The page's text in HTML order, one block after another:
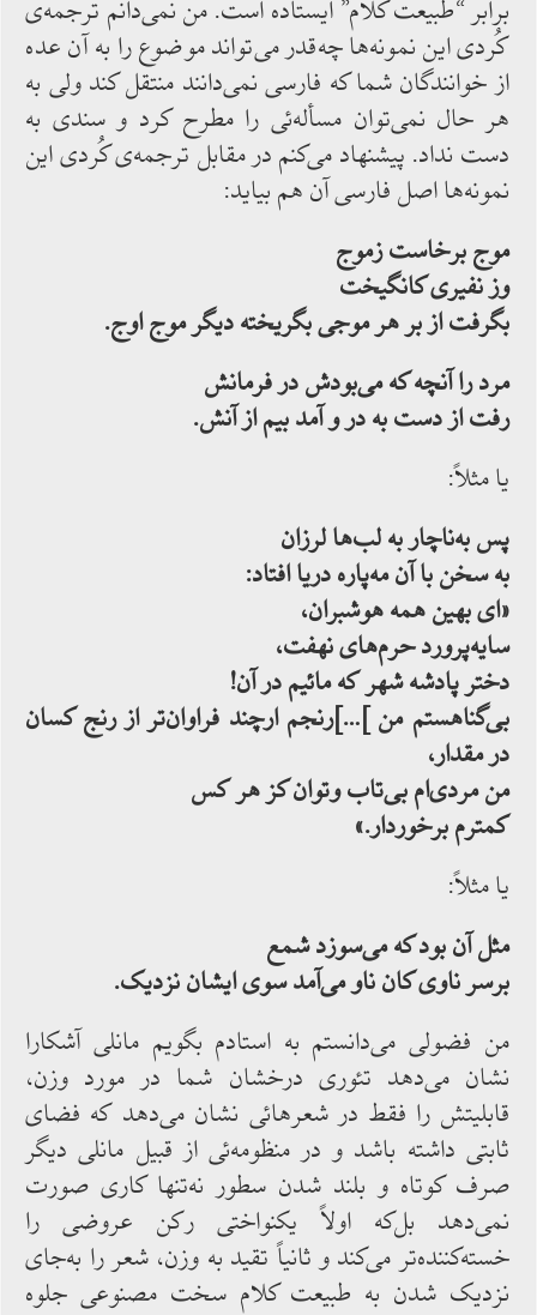
برابر “طبیعت کلام” ایستاده‌ است. من نمی‌دانم ترجمه‌ی
کُردی این نمونه‌ها چه‌قدر می‌تواند موضوع را به ‌آن عده
از خوانندگان شما که فارسی نمی‌دانند منتقل ‌کند ولی به
هر حال نمی‌توان مسأله‌ئی را مطرح کرد و سندی به‌
دست نداد. پیشنهاد می‌کنم در مقابل ترجمه‌ی کُردی این
نمونه‌ها اصل فارسی آن‌ هم بیاید:
موج برخاست زموج
وز نفیری کانگیخت
بگرفت از بر هر موجی بگریخته دیگر موج اوج.
مرد را آنچه که می‌بودش در فرمانش
رفت از دست به ‌در و آمد بیم از آنش.
یا مثلاً:
پس به‌ناچار به لب‌ها لرزان
به سخن با آن مه‌پاره دریا افتاد:
«ای بهین همه هوشبران،
سایه‌پرورد حرم‌های نهفت،
دختر پادشه شهر که مائیم در آن!
بی‌گناهستم من ]…]رنجم ارچند فراوان‌تر از رنج کسان
در مقدار،
من مردی‌ام بی‌تاب وتوان کز هر کس
کمترم برخوردار.»
یا مثلاً:
مثل آن بود که می‌سوزد شمع
برسر ناوی کان ناو می‌آمد سوی ایشان نزدیک.
من فضولی می‌دانستم به ‌استادم بگویم مانلی آشکارا
نشان می‌دهد تئوری درخشان شما در مورد وزن،
قابلیتش را فقط در شعرهائی نشان می‌دهد که فضای
ثابتی داشته باشد و در منظومه‌ئی از قبیل مانلی دیگر
صرف کوتاه و بلند شدن سطور نه‌تنها کاری صورت
نمی‌دهد بل‌که ‌اولاً یکنواختی رکن عروضی را
خسته‌کننده‌تر می‌کند و ثانیاً تقید به‌ وزن، شعر را به‌جای
نزدیک شدن به طبیعت کلام سخت مصنوعی جلوه‌